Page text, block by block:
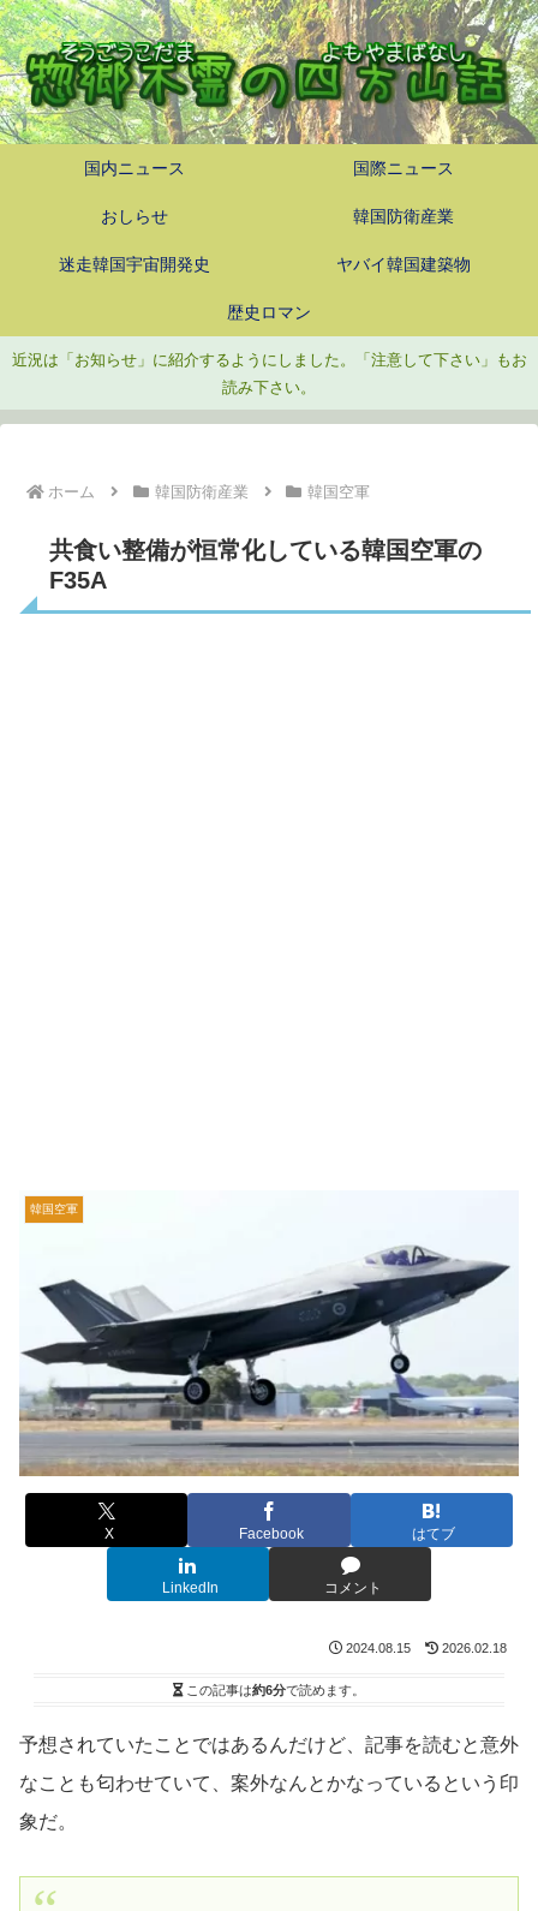
国内ニュース 国際ニュース
おしらせ 韓国防衛産業
迷走韓国宇宙開発史 ヤバイ韓国建築物
歴史ロマン
近況は「お知らせ」に紹介するようにしました。「注意して下さい」もお
読み下さい。
ホーム 韓国防衛産業 韓国空軍
共食い整備が恒常化している韓国空軍の
F35A
韓国空軍
X Facebook はてブ
LinkedIn コメント
2024.08.15 2026.02.18
この記事は約6分で読めます。
予想されていたことではあるんだけど、記事を読むと意外
なことも匂わせていて、案外なんとかなっているという印
象だ。